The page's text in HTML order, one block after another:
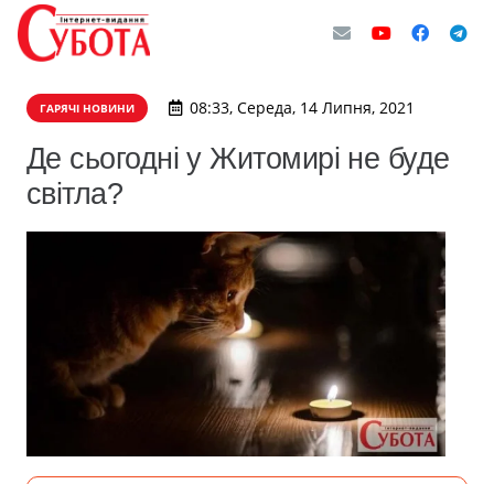
ГАРЯЧІ НОВИНИ 08:33, Середа, 14 Липня, 2021
Де сьогодні у Житомирі не буде
світла?